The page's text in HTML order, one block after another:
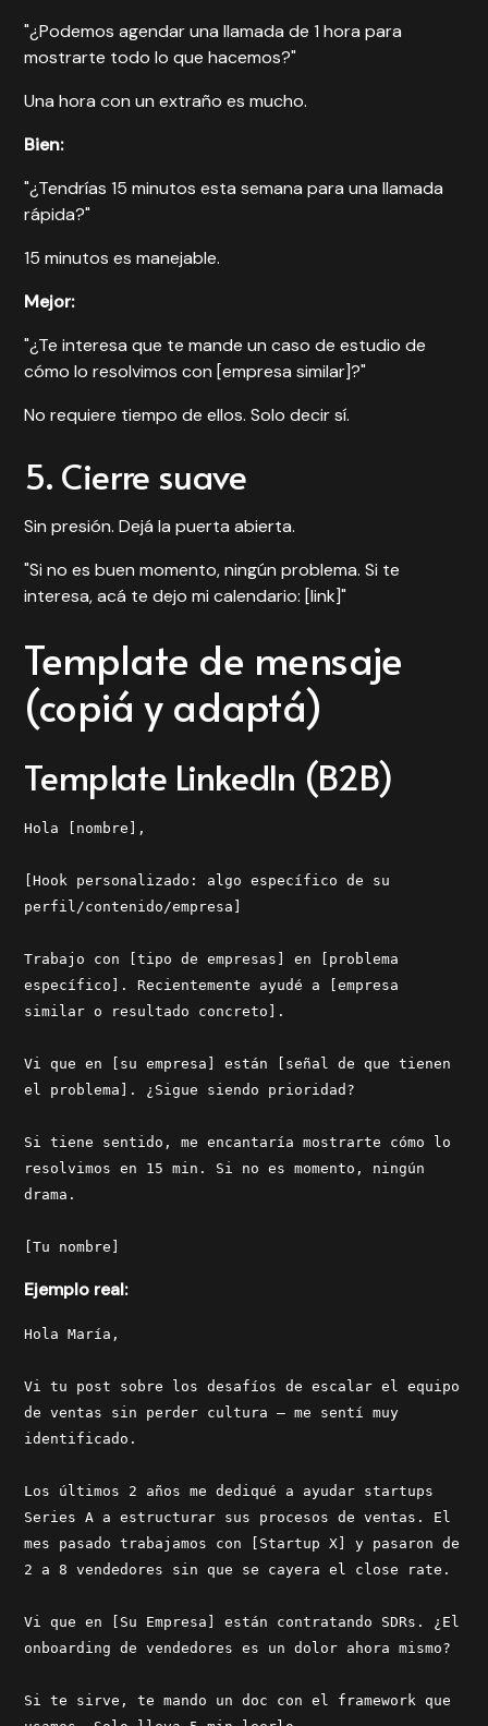
"¿Podemos agendar una llamada de 1 hora para
mostrarte todo lo que hacemos?"
Una hora con un extraño es mucho.
Bien:
"¿Tendrías 15 minutos esta semana para una llamada
rápida?"
15 minutos es manejable.
Mejor:
"¿Te interesa que te mande un caso de estudio de
cómo lo resolvimos con [empresa similar]?"
No requiere tiempo de ellos. Solo decir sí.
5. Cierre suave
Sin presión. Dejá la puerta abierta.
"Si no es buen momento, ningún problema. Si te
interesa, acá te dejo mi calendario: [link]"
Template de mensaje
(copiá y adaptá)
Template LinkedIn (B2B)
Hola [nombre],
[Hook personalizado: algo específico de su
perfil/contenido/empresa]
Trabajo con [tipo de empresas] en [problema
específico]. Recientemente ayudé a [empresa
similar o resultado concreto].
Vi que en [su empresa] están [señal de que tienen
el problema]. ¿Sigue siendo prioridad?
Si tiene sentido, me encantaría mostrarte cómo lo
resolvimos en 15 min. Si no es momento, ningún
drama.
[Tu nombre]
Ejemplo real:
Hola María,
Vi tu post sobre los desafíos de escalar el equipo
de ventas sin perder cultura — me sentí muy
identificado.
Los últimos 2 años me dediqué a ayudar startups
Series A a estructurar sus procesos de ventas. El
mes pasado trabajamos con [Startup X] y pasaron de
2 a 8 vendedores sin que se cayera el close rate.
Vi que en [Su Empresa] están contratando SDRs. ¿El
onboarding de vendedores es un dolor ahora mismo?
Si te sirve, te mando un doc con el framework que